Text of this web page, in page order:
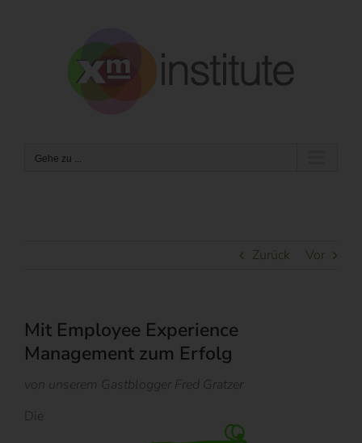
Gehe zu ...
Zurück Vor
Mit Employee Experience
Management zum Erfolg
von unserem Gastblogger Fred Gratzer
Die